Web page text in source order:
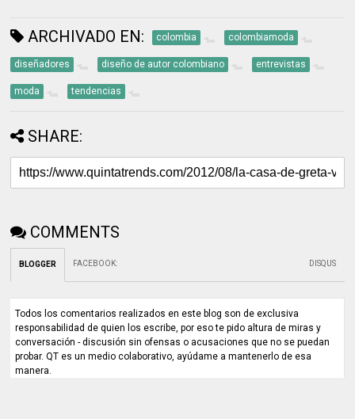
ARCHIVADO EN: colombia colombiamoda
diseñadores diseño de autor colombiano entrevistas
moda tendencias
SHARE:
COMMENTS
BLOGGER FACEBOOK: DISQUS
Todos los comentarios realizados en este blog son de exclusiva
responsabilidad de quien los escribe, por eso te pido altura de miras y
conversación - discusión sin ofensas o acusaciones que no se puedan
probar. QT es un medio colaborativo, ayúdame a mantenerlo de esa
manera.